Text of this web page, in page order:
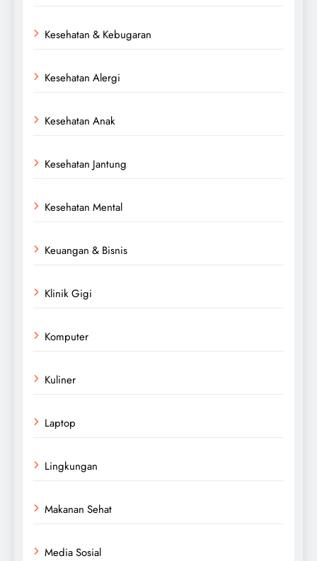
Kesehatan & Kebugaran
Kesehatan Alergi
Kesehatan Anak
Kesehatan Jantung
Kesehatan Mental
Keuangan & Bisnis
Klinik Gigi
Komputer
Kuliner
Laptop
Lingkungan
Makanan Sehat
Media Sosial